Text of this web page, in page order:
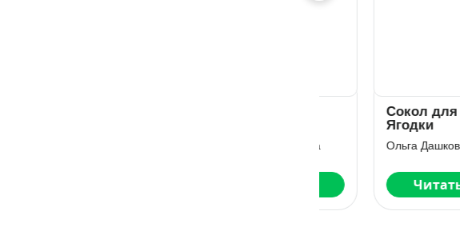
Сокол для
Ягодки
Ольга Дашкова
Читать